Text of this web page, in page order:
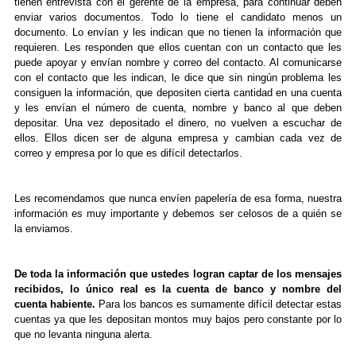
enviar varios documentos. Todo lo tiene el candidato menos un
documento. Lo envían y les indican que no tienen la información que
requieren. Les responden que ellos cuentan con un contacto que les
puede apoyar y envían nombre y correo del contacto. Al comunicarse
con el contacto que les indican, le dice que sin ningún problema les
consiguen la información, que depositen cierta cantidad en una cuenta
y les envían el número de cuenta, nombre y banco al que deben
depositar. Una vez depositado el dinero, no vuelven a escuchar de
ellos. Ellos dicen ser de alguna empresa y cambian cada vez de
correo y empresa por lo que es difícil detectarlos.
Les recomendamos que nunca envíen papelería de esa forma, nuestra
información es muy importante y debemos ser celosos de a quién se
la enviamos.
De toda la información que ustedes logran captar de los mensajes
recibidos, lo único real es la cuenta de banco y nombre del
cuenta habiente. Para los bancos es sumamente difícil detectar estas
cuentas ya que les depositan montos muy bajos pero constante por lo
que no levanta ninguna alerta.